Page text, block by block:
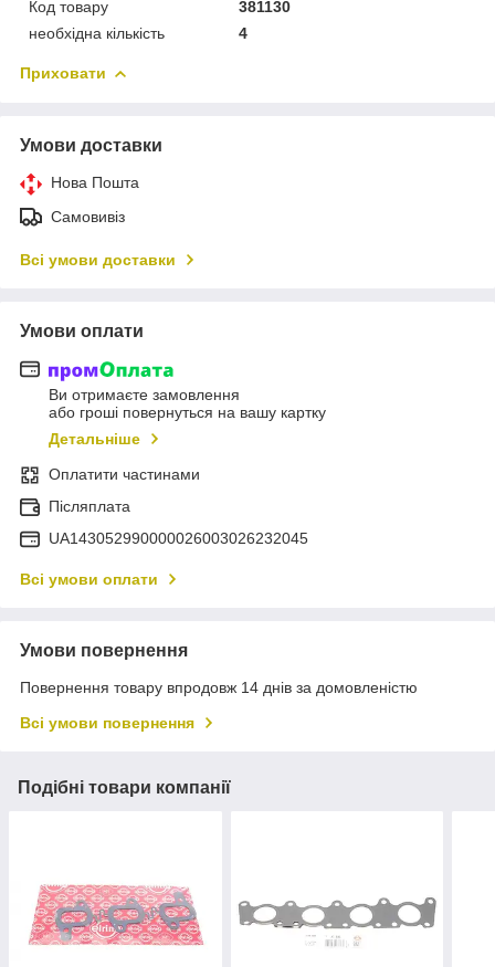
Код товару
381130
необхідна кількість
4
Приховати
Умови доставки
Нова Пошта
Самовивіз
Всі умови доставки
Умови оплати
Ви отримаєте замовлення
або гроші повернуться на вашу картку
Детальніше
Оплатити частинами
Післяплата
UA143052990000026003026232045
Всі умови оплати
Умови повернення
Повернення товару впродовж 14 днів за домовленістю
Всі умови повернення
Подібні товари компанії